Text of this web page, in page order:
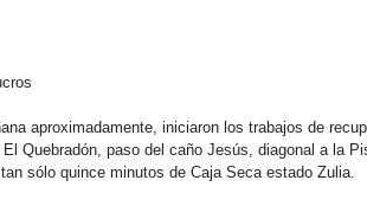
aproximadamente, iniciaron los trabajos de
Quebradón, paso del caño Jesús, diagonal a la
sólo quince minutos de Caja Seca estado Zulia.